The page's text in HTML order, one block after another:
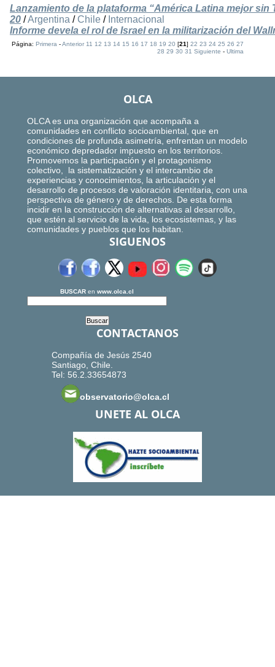
Lanzamiento de la plataforma “América Latina mejor sin
20 /Argentina / Chile / Internacional
Informe devela el rol de Israel en la militarización del
Página:Primera -Anterior 11 12 13 14 15 16 17 18 19 20 [21]22 23 24 25 26 27
28 29 30 31 Siguiente -Ultima
OLCA
OLCA es una organización que acompaña a
comunidades en conflicto socioambiental, que en
condiciones de profunda asimetría, enfrentan un modelo
económico depredador impuesto en los territorios.
Promovemos la participación y el protagonismo
colectivo, la sistematización y el intercambio de
experiencias y conocimientos, la articulación y el
desarrollo de procesos de valoración identitaria, con una
perspectiva de género y de derechos. De esta forma
incidir en la construcción de alternativas al desarrollo,
que estén al servicio de la vida, los ecosistemas, y las
comunidades y pueblos que los habitan.
SIGUENOS
BUSCAR en www.olca.cl
CONTACTANOS
Compañía de Jesús 2540
Santiago, Chile.
Tel: 56.2.33654873
observatorio@olca.cl
UNETE AL OLCA